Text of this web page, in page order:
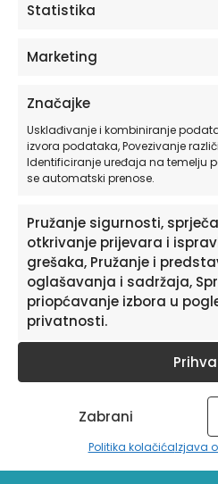
Statistika
Marketing
Značajke
Usklađivanje i kombiniranje
izvora podataka, Povezivanje
Identificiranje uređaja na temelju
se automatski prenose.
Pružanje sigurnosti,
otkrivanje prijevara i
grešaka, Pružanje i
oglašavanja i sadržaja,
priopćavanje izbora u
privatnosti.
Zabrani
Politika kolačićaIzjava
Poster ili Slika na platnu
Cosmos
od11,90 €
ODABERITE